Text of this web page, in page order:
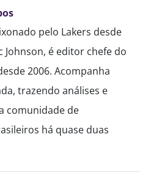
pelo Lakers desde
Johnson, é editor chefe do
2006. Acompanha
trazendo análises e
comunidade de
há quase duas